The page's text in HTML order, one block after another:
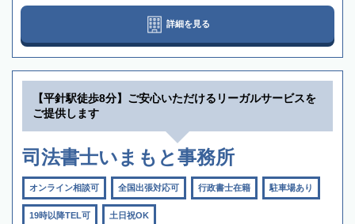
詳細を見る
【平針駅徒歩8分】ご安心いただけるリーガルサービスを
ご提供します
司法書士いまもと事務所
オンライン相談可 全国出張対応可 行政書士在籍 駐車場あり
19時以降TEL可 土日祝OK